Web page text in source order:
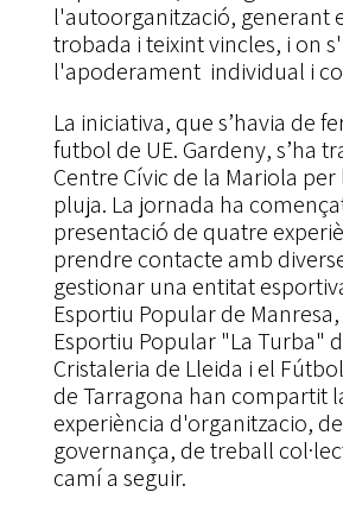
l'autoorganització, generant
trobada i teixint vincles, i on
l'apoderament individual i
La iniciativa, que s’havia de
futbol de UE. Gardeny, s’ha
Centre Cívic de la Mariola
pluja. La jornada ha
presentació de quatre
prendre contacte amb
gestionar una entitat
Esportiu Popular de
Esportiu Popular "La Turba"
Cristaleria de Lleida i el
de Tarragona han compartit
experiència d'organitzacio,
governança, de treball
camí a seguir.